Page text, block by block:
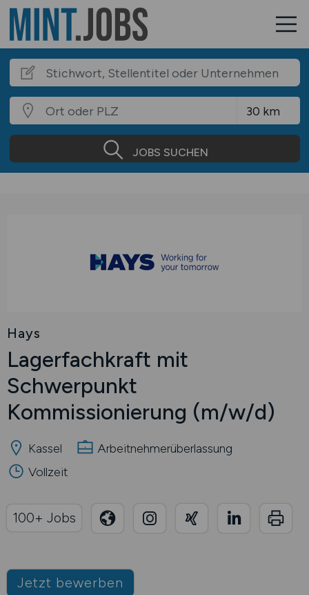
JOBS SUCHEN
Hays
Lagerfachkraft mit
Schwerpunkt
Kommissionierung (m/w/d)
Kassel
Arbeitnehmerüberlassung
Vollzeit
Jetzt bewerben
100+ Jobs